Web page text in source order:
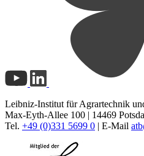
Leibniz-Institut für Agrartechnik
Max-Eyth-Allee 100 | 14469
Tel. +49 (0)331 5699 0 | E-Mail